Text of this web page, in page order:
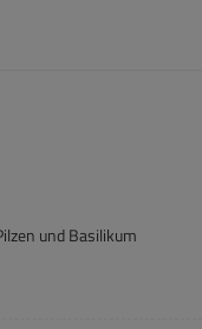
und Basilikum